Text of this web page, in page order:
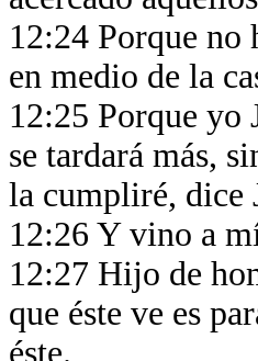
12:24 Porque no
en medio de la
12:25 Porque yo
se tardará más,
la cumpliré, dice
12:26 Y vino a
12:27 Hijo de
que éste ve es
éste.